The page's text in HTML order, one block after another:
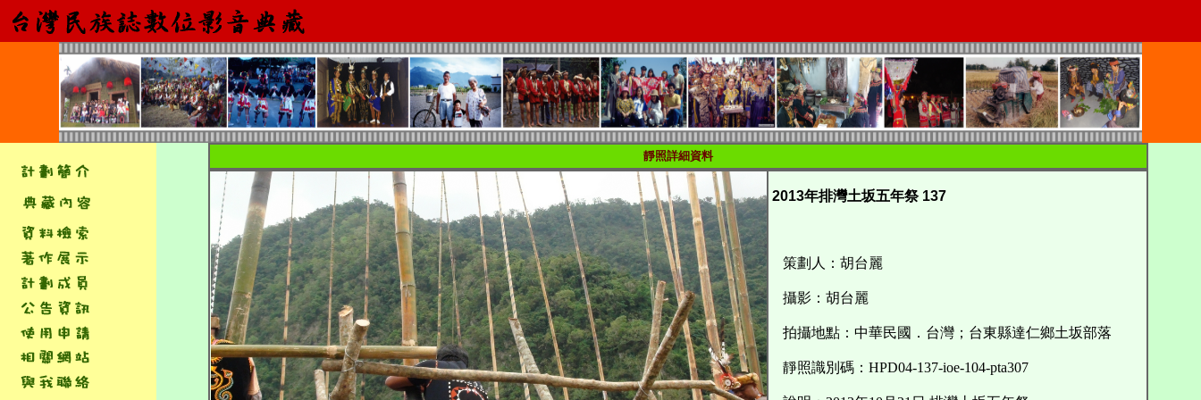
靜照詳細資料
2013年排灣土坂五年祭 137
策劃人：胡台麗
攝影：胡台麗
拍攝地點：中華民國．台灣；台東縣達仁鄉土坂部落
靜照識別碼：HPD04-137-ioe-104-pta307